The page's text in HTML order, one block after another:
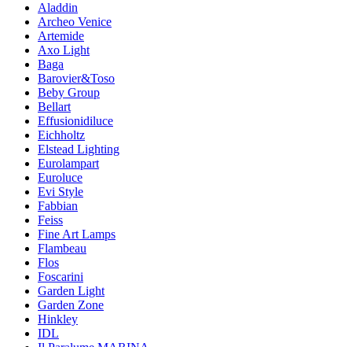
Aladdin
Archeo Venice
Artemide
Axo Light
Baga
Barovier&Toso
Beby Group
Bellart
Effusionidiluce
Eichholtz
Elstead Lighting
Eurolampart
Euroluce
Evi Style
Fabbian
Feiss
Fine Art Lamps
Flambeau
Flos
Foscarini
Garden Light
Garden Zone
Hinkley
IDL